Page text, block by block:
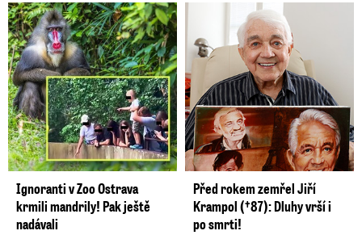
Ignoranti v Zoo Ostrava
krmili mandrily! Pak ještě
nadávali
Před rokem zemřel Jiří
Krampol (†87): Dluhy vrší i
po smrti!